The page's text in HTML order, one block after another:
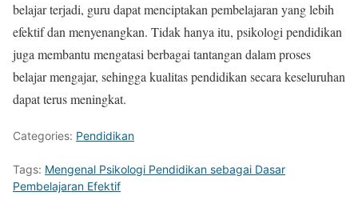
belajar terjadi, guru dapat menciptakan pembelajaran yang lebih
efektif dan menyenangkan. Tidak hanya itu, psikologi pendidikan
juga membantu mengatasi berbagai tantangan dalam proses
belajar mengajar, sehingga kualitas pendidikan secara keseluruhan
dapat terus meningkat.
Categories: Pendidikan
Tags: Mengenal Psikologi Pendidikan sebagai Dasar
Pembelajaran Efektif